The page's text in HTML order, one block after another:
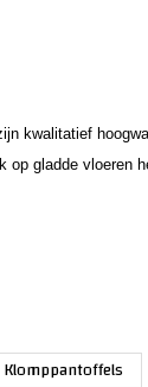
kwalitatief
op gladde vloeren
Klomppantoffels